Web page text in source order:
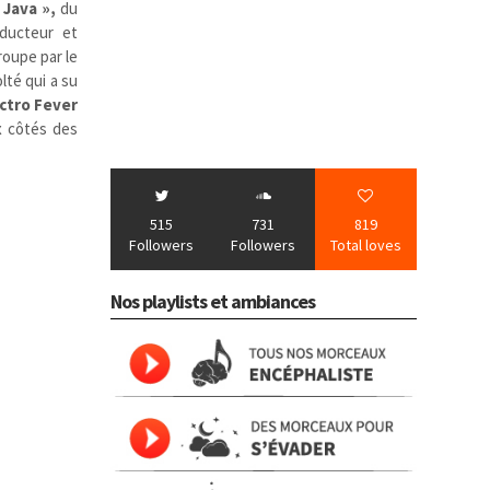
», du
et
par le
qui a su
Fever
côtés des
515
Followers
731
Followers
819
Total loves
Nos playlists et ambiances